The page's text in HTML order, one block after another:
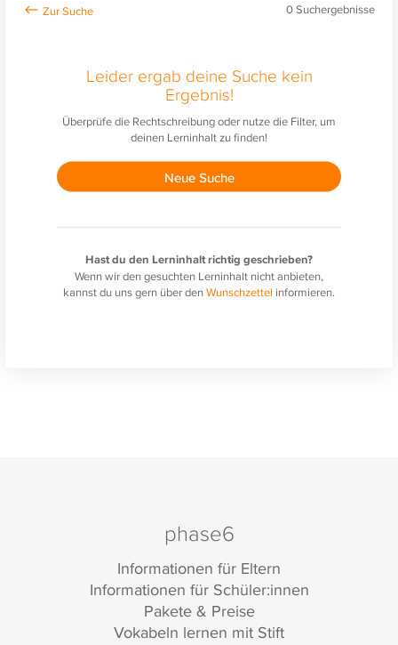
0Suchergebnisse
Leider ergab deine Suche kein
Ergebnis!
Überprüfe die Rechtschreibung oder nutze die Filter, um
deinen Lerninhalt zu finden!
Neue Suche
Hast du den Lerninhalt richtig geschrieben?
Wenn wir den gesuchten Lerninhalt nicht anbieten,
kannst du uns gern über denWunschzettel informieren.
phase6
Informationen für Eltern
Informationen für Schüler:innen
Pakete & Preise
Vokabeln lernen mit Stift